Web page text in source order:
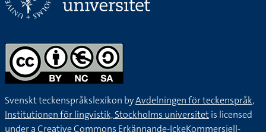
Svenskt teckenspråkslexikon byAvdelningen för teckenspråk,
Institutionen för lingvistik, Stockholms universitetis licensed
under aCreative Commons Erkännande-IckeKommersiell-